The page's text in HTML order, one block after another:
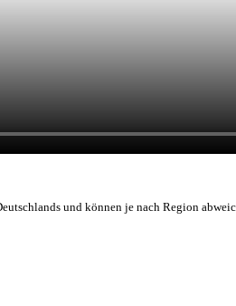
und können je nach Region